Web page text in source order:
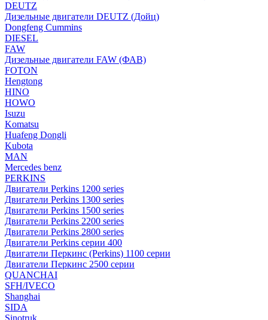
DEUTZ
Дизельные двигатели DEUTZ (Дойц)
Dongfeng Cummins
DIESEL
FAW
Дизельные двигатели FAW (ФАВ)
FOTON
Hengtong
HINO
HOWO
Isuzu
Komatsu
Huafeng Dongli
Kubota
MAN
Mercedes benz
PERKINS
Двигатели Perkins 1200 series
Двигатели Perkins 1300 series
Двигатели Perkins 1500 series
Двигатели Perkins 2200 series
Двигатели Perkins 2800 series
Двигатели Perkins серии 400
Двигатели Перкинс (Perkins) 1100 серии
Двигатели Перкинс 2500 серии
QUANCHAI
SFH/IVECO
Shanghai
SIDA
Sinotruk